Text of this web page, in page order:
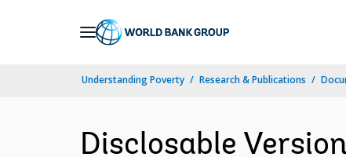
Understanding Poverty Research & Publications
Disclosable